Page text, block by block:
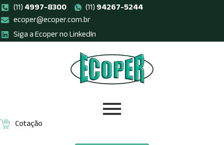
Pular
para
(11)4997-8300 (11)94267-5244
ecoper@ecoper.com.br
Siga a Ecoper no LinkedIn
Cotação